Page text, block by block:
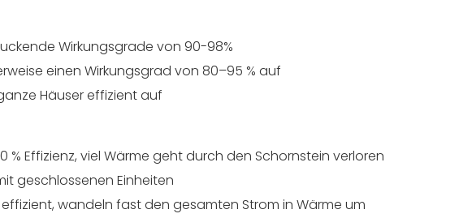
Wirkungsgrade von 90-98%
einen Wirkungsgrad von 80–95 % auf
Häuser effizient auf
% Effizienz, viel Wärme geht durch den Schornstein verloren
geschlossenen Einheiten
effizient, wandeln fast den gesamten Strom in Wärme um